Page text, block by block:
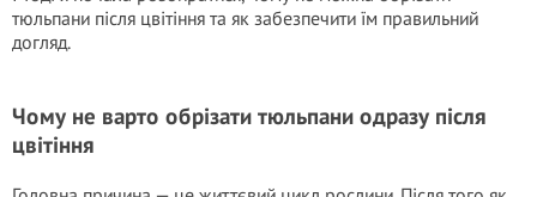
тюльпани після цвітіння та як забезпечити їм правильний
догляд.
Чому не варто обрізати тюльпани одразу після
цвітіння